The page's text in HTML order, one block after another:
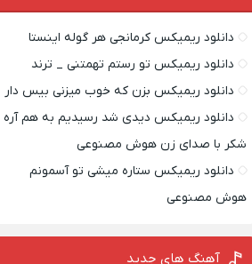
دانلود ریمیکس کرمانجی هر گوله اینستا
دانلود ریمیکس تو رستم تهمتنی _ ترند
دانلود ریمیکس بزن که خوب میزنی بیس دار
دانلود ریمیکس دیدی شد رسیدیم به هم آره
شکر با صدای زن هوش مصنوعی
دانلود ریمیکس ستاره میشی تو آسمونم
هوش مصنوعی
آهنگ های جدید